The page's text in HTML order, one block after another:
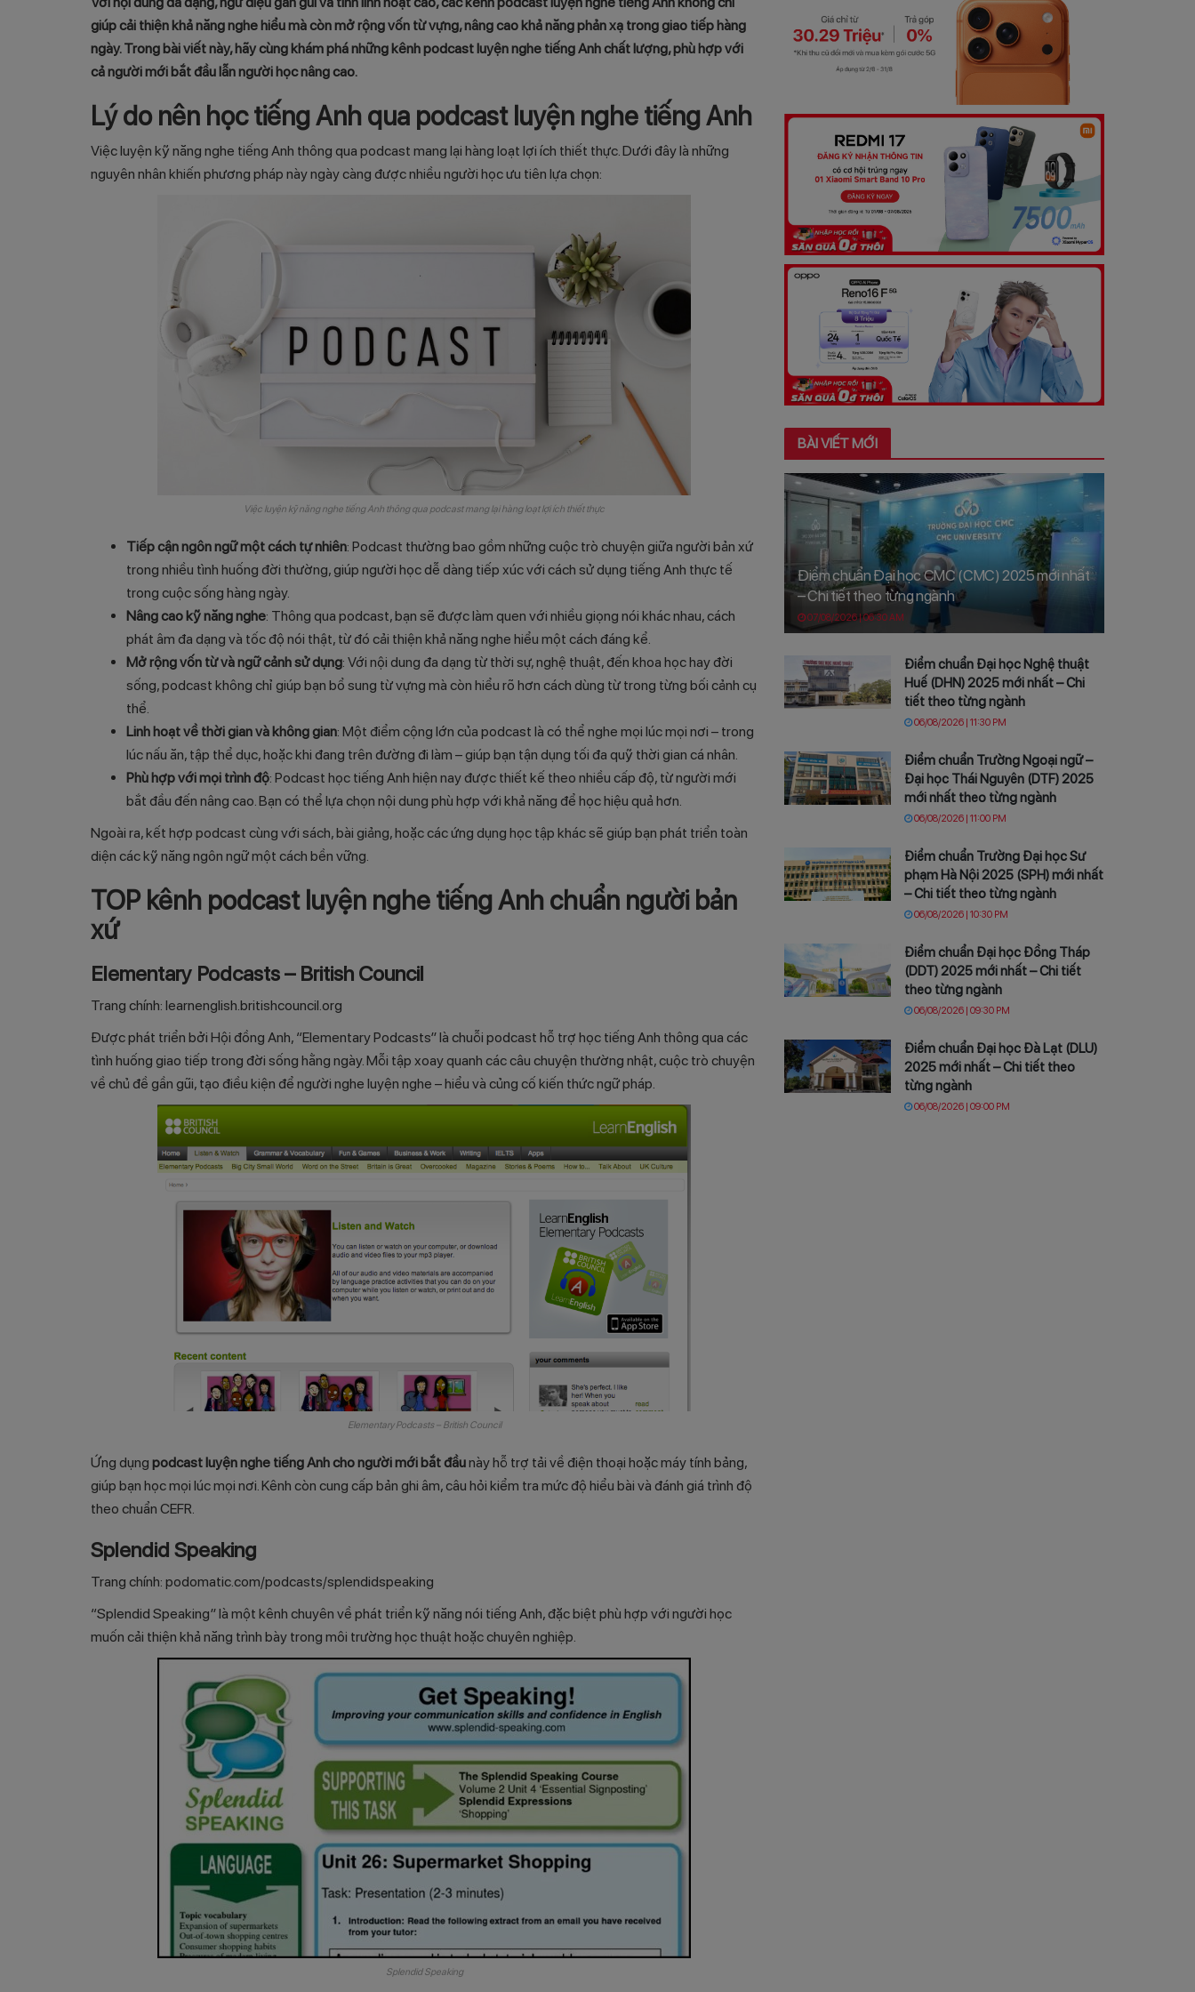
giúp cải thiện khả năng nghe hiểu mà còn mở rộng vốn từ vựng, nâng cao khả năng phản xạ trong giao tiếp hàng
ngày. Trong bài viết này, hãy cùng khám phá những kênhpodcast luyện nghe tiếng Anhchất lượng, phù hợp với
cả người mới bắt đầu lẫn người học nâng cao.
Lý do nên học tiếng Anh qua podcast luyện nghe tiếng Anh
Việc luyện kỹ năng nghe tiếng Anh thông qua podcast mang lại hàng loạt lợi ích thiết thực. Dưới đây là những
nguyên nhân khiến phương pháp này ngày càng được nhiều người học ưu tiên lựa chọn:
Việc luyện kỹ năng nghe tiếng Anh thông qua podcast mang lại hàng loạt lợi ích thiết thực
Tiếp cận ngôn ngữ một cách tự nhiên: Podcast thường bao gồm những cuộc trò chuyện giữa người bản xứ
trong nhiều tình huống đời thường, giúp người học dễ dàng tiếp xúc với cách sử dụng tiếng Anh thực tế
trong cuộc sống hàng ngày.
Nâng cao kỹ năng nghe: Thông qua podcast, bạn sẽ được làm quen với nhiều giọng nói khác nhau, cách
phát âm đa dạng và tốc độ nói thật, từ đó cải thiện khả năng nghe hiểu một cách đáng kể.
Mở rộng vốn từ và ngữ cảnh sử dụng: Với nội dung đa dạng từ thời sự, nghệ thuật, đến khoa học hay đời
sống, podcast không chỉ giúp bạn bổ sung từ vựng mà còn hiểu rõ hơn cách dùng từ trong từng bối cảnh cụ
thể.
Linh hoạt về thời gian và không gian: Một điểm cộng lớn của podcast là có thể nghe mọi lúc mọi nơi – trong
lúc nấu ăn, tập thể dục, hoặc khi đang trên đường đi làm – giúp bạn tận dụng tối đa quỹ thời gian cá nhân.
Phù hợp với mọi trình độ: Podcast học tiếng Anh hiện nay được thiết kế theo nhiều cấp độ, từ người mới
bắt đầu đến nâng cao. Bạn có thể lựa chọn nội dung phù hợp với khả năng để học hiệu quả hơn.
Ngoài ra, kết hợp podcast cùng với sách, bài giảng, hoặc các ứng dụng học tập khác sẽ giúp bạn phát triển toàn
diện các kỹ năng ngôn ngữ một cách bền vững.
TOP kênh podcast luyện nghe tiếng Anh chuẩn người bản
xứ
Elementary Podcasts – British Council
Trang chính: learnenglish.britishcouncil.org
Được phát triển bởi Hội đồng Anh, “Elementary Podcasts” là chuỗi podcast hỗ trợ học tiếng Anh thông qua các
tình huống giao tiếp trong đời sống hằng ngày. Mỗi tập xoay quanh các câu chuyện thường nhật, cuộc trò chuyện
về chủ đề gần gũi, tạo điều kiện để người nghe luyện nghe – hiểu và củng cố kiến thức ngữ pháp.
Elementary Podcasts – British Council
Ứng dụng podcast luyện nghe tiếng Anh cho người mới bắt đầunày hỗ trợ tải về điện thoại hoặc máy tính bảng,
giúp bạn học mọi lúc mọi nơi. Kênh còn cung cấp bản ghi âm, câu hỏi kiểm tra mức độ hiểu bài và đánh giá trình độ
theo chuẩn CEFR.
Splendid Speaking
Trang chính: podomatic.com/podcasts/splendidspeaking
“Splendid Speaking” là một kênh chuyên về phát triển kỹ năng nói tiếng Anh, đặc biệt phù hợp với người học
muốn cải thiện khả năng trình bày trong môi trường học thuật hoặc chuyên nghiệp.
Splendid Speaking
BÀI VIẾT MỚI
Điểm chuẩn Đại học CMC (CMC) 2025 mới nhất
– Chi tiết theo từng ngành
07/08/2026 | 06:30 AM
Điểm chuẩn Đại học Nghệ thuật
Huế (DHN) 2025 mới nhất – Chi
tiết theo từng ngành
06/08/2026 | 11:30 PM
Điểm chuẩn Trường Ngoại ngữ –
Đại học Thái Nguyên (DTF) 2025
mới nhất theo từng ngành
06/08/2026 | 11:00 PM
Điểm chuẩn Trường Đại học Sư
phạm Hà Nội 2025 (SPH) mới nhất
– Chi tiết theo từng ngành
06/08/2026 | 10:30 PM
Điểm chuẩn Đại học Đồng Tháp
(DDT) 2025 mới nhất – Chi tiết
theo từng ngành
06/08/2026 | 09:30 PM
Điểm chuẩn Đại học Đà Lạt (DLU)
2025 mới nhất – Chi tiết theo
từng ngành
06/08/2026 | 09:00 PM